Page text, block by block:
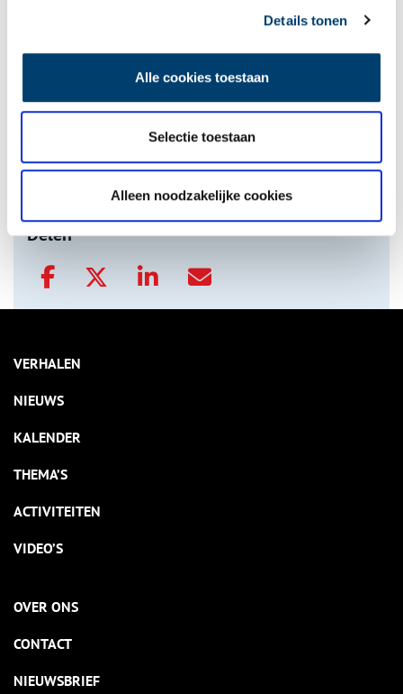
Details tonen
Alle cookies toestaan
Selectie toestaan
Alleen noodzakelijke cookies
>
Delen
VERHALEN
NIEUWS
KALENDER
THEMA’S
ACTIVITEITEN
VIDEO’S
OVER ONS
CONTACT
NIEUWSBRIEF